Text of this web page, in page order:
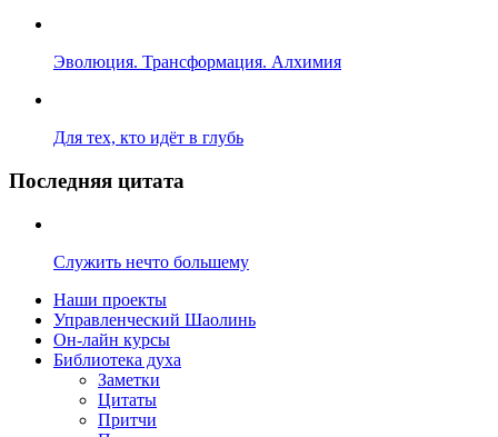
Эволюция. Трансформация. Алхимия
Для тех, кто идёт в глубь
Последняя цитата
Служить нечто большему
Наши проекты
Управленческий Шаолинь
Он-лайн курсы
Библиотека духа
Заметки
Цитаты
Притчи